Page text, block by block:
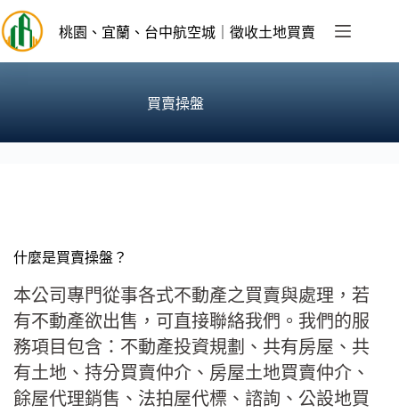
跳
至
主
桃園、宜蘭、台中航空城｜徵收土地買賣
買賣操盤
什麼是買賣操盤？
本公司專門從事各式不動產之買賣與處理，若
有不動產欲出售，可直接聯絡我們。我們的服
務項目包含：不動產投資規劃、共有房屋、共
有土地、持分買賣仲介、房屋土地買賣仲介、
餘屋代理銷售、法拍屋代標、諮詢、公設地買